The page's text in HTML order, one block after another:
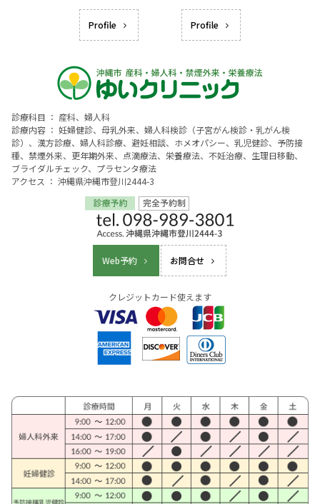
Profile Profile
診療科目 ： 産科、婦人科
診療内容 ： 妊婦健診、母乳外来、婦人科検診（子宮がん検診・乳がん検
診）、漢方診療、婦人科診療、避妊相談、ホメオパシー、乳児健診、予防接
種、禁煙外来、更年期外来、点滴療法、栄養療法、不妊治療、生理日移動、
ブライダルチェック、プラセンタ療法
アクセス ： 沖縄県沖縄市登川2444-3
Web予約 お問合せ
クレジットカード使えます